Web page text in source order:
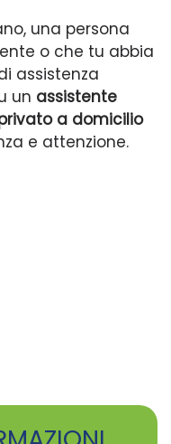
una persona
o che tu abbia
assistenza
un assistente
a domicilio
e attenzione.